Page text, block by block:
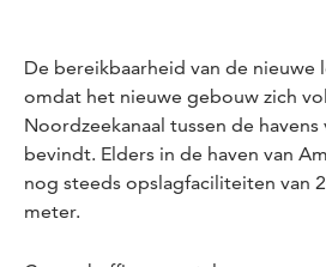
De bereikbaarheid van de nieuwe
omdat het nieuwe gebouw zich
Noordzeekanaal tussen de
bevindt. Elders in de haven van
nog steeds opslagfaciliteiten van
meter.